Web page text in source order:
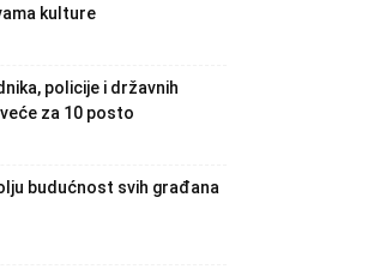
kulture
policije i državnih
za 10 posto
budućnost svih građana